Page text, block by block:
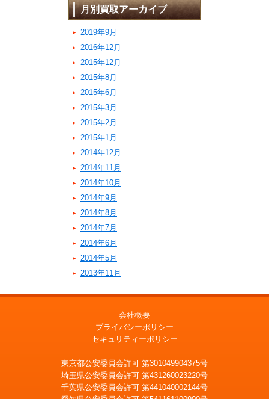
月別買取アーカイブ
2019年9月
2016年12月
2015年12月
2015年8月
2015年6月
2015年3月
2015年2月
2015年1月
2014年12月
2014年11月
2014年10月
2014年9月
2014年8月
2014年7月
2014年6月
2014年5月
2013年11月
会社概要
プライバシーポリシー
セキュリティーポリシー
東京都公安委員会許可 第301049904375号
埼玉県公安委員会許可 第431260023220号
千葉県公安委員会許可 第441040002144号